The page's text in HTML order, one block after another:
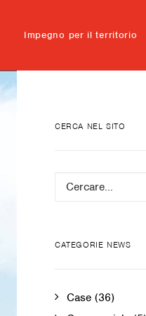
Impegno per il territorio
CERCA NEL SITO
CATEGORIE NEWS
Case (36)